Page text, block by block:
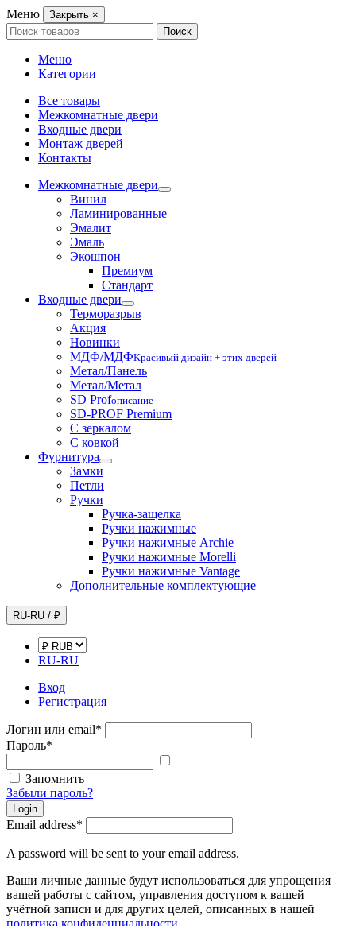
Меню Закрыть ×
Search
for:
Поиск
Меню
Категории
Все товары
Межкомнатные двери
Входные двери
Монтаж дверей
Контакты
Межкомнатные двери
Винил
Ламинированные
Эмалит
Эмаль
Экошпон
Премиум
Стандарт
Входные двери
Терморазрыв
Акция
Новинки
МДФ/МДФКрасивый дизайн + этих дверей
Метал/Панель
Метал/Метал
SD Profописание
SD-PROF Premium
С зеркалом
С ковкой
Фурнитура
Замки
Петли
Ручки
Ручка-защелка
Ручки нажимные
Ручки нажимные Archie
Ручки нажимные Morelli
Ручки нажимные Vantage
Дополнительные комплектующие
RU-RU / ₽
RU-RU
Вход
Регистрация
Логин или email*
Пароль*
Запомнить
Забыли пароль?
Login
Email address*
A password will be sent to your email address.
Ваши личные данные будут использоваться для упрощения
вашей работы с сайтом, управления доступом к вашей
учётной записи и для других целей, описанных в нашей
политика конфиденциальности.